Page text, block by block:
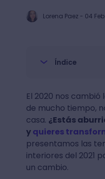
Lorena Paez- 04 Feb
Índice
El 2020 nos cambió
de mucho tiempo,
casa. ¿Estás
yquieres
presentamos las
interiores del 2021
un cambio.